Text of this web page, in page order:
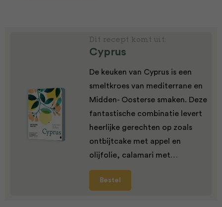
Dit recept komt uit:
Cyprus
De keuken van Cyprus is een
smeltkroes van mediterrane en
Midden- Oosterse smaken. Deze
fantastische combinatie levert
heerlijke gerechten op zoals
ontbijtcake met appel en
olijfolie, calamari met…
Bestel